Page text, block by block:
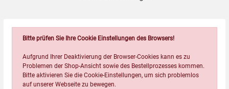
sind DIE Calisthenics-Experten Deutschlands
Bitte prüfen Sie Ihre Cookie Einstellungen des Browsers!
Aufgrund Ihrer Deaktivierung der Browser-Cookies kann es zu
Problemen der Shop-Ansicht sowie des Bestellprozesses kommen.
Bitte aktivieren Sie die Cookie-Einstellungen, um sich problemlos
auf unserer Webseite zu bewegen.